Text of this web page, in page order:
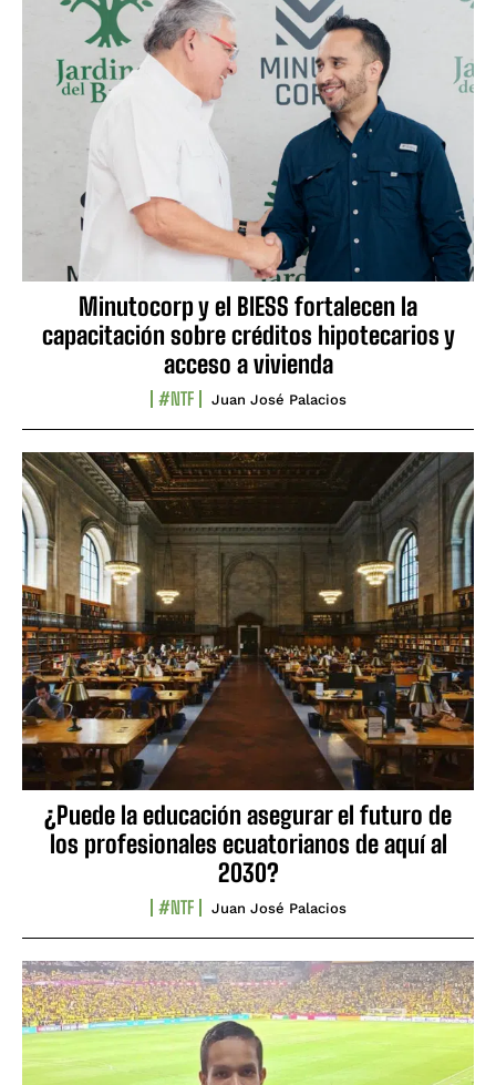
Minutocorp y el BIESS fortalecen la
capacitación sobre créditos hipotecarios y
acceso a vivienda
#NTF Juan José Palacios
¿Puede la educación asegurar el futuro de
los profesionales ecuatorianos de aquí al
2030?
#NTF Juan José Palacios